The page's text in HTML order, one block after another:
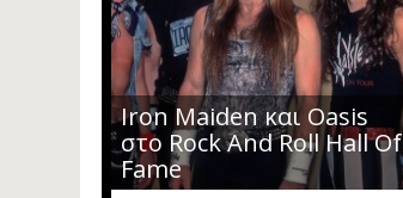
Iron Maiden και Oasis
στο Rock And Roll Hall Of
Fame